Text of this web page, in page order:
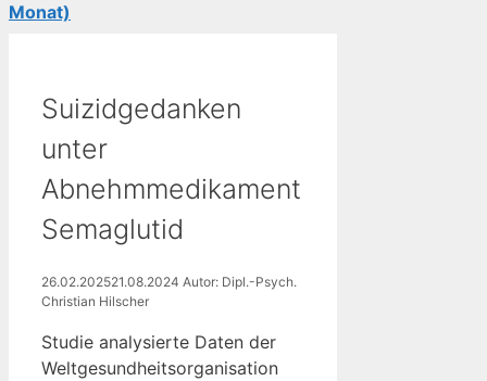
Monat)
Suizidgedanken
unter
Abnehmmedikament
Semaglutid
26.02.202521.08.2024 Autor: Dipl.-Psych.
Christian Hilscher
Studie analysierte Daten der
Weltgesundheitsorganisation